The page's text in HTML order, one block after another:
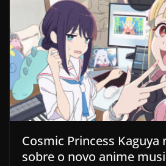
Cosmic Princess
sobre o novo anime